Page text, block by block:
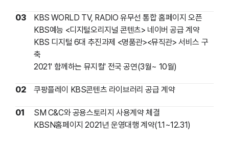
03
KBS WORLD TV, RADIO 유무선 통합 홈페이지 오픈
KBS예능 <디지털오리지널 콘텐츠> 네이버 공급 계약
KBS 디지털 6대 추진과제 <명품관><뮤직관> 서비스 구
축
2021' 함께하는 뮤지컬' 전국 공연(3월~ 10월)
02 쿠팡플레이 KBS콘텐츠 라이브러리 공급 계약
01
SM C&C와 공용스토리지 사용계약 체결
KBSN홈페이지 2021년 운영대행 계약(1.1~12.31)